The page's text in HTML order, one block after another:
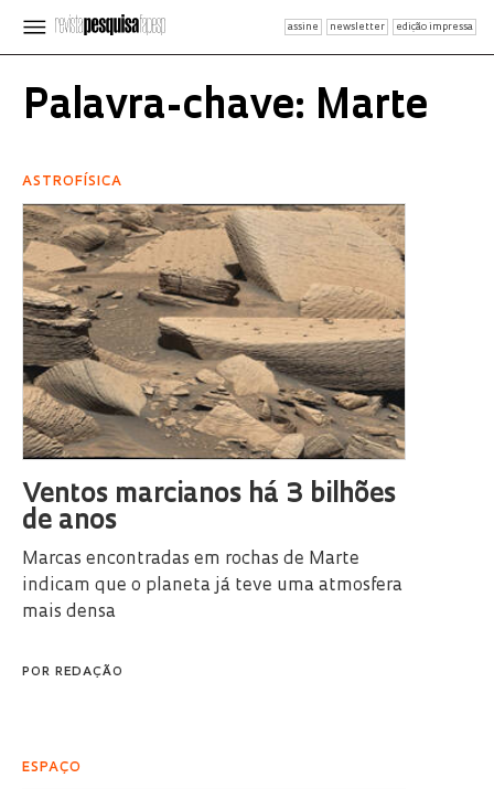
assine newsletter edição impressa
Palavra-chave: Marte
ASTROFÍSICA
Ventos marcianos há 3 bilhões
de anos
Marcas encontradas em rochas de Marte
indicam que o planeta já teve uma atmosfera
mais densa
POR REDAÇÃO
ESPAÇO